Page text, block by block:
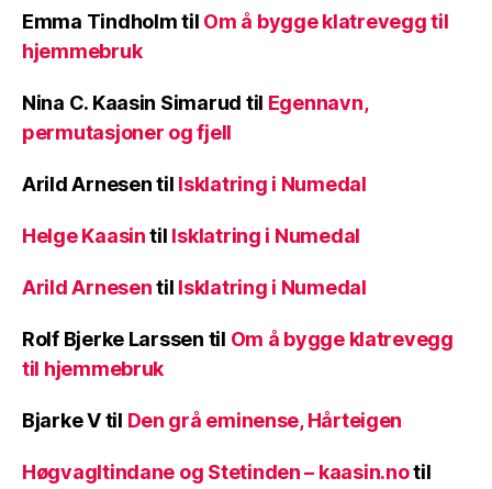
Emma Tindholmtil Om å bygge klatrevegg til
hjemmebruk
Nina C. Kaasin Simarud til Egennavn,
permutasjoner og fjell
Arild Arnesentil Isklatring i Numedal
Helge Kaasintil Isklatring i Numedal
Arild Arnesentil Isklatring i Numedal
Rolf Bjerke Larssen til Om å bygge klatrevegg
til hjemmebruk
Bjarke Vtil Den grå eminense, Hårteigen
Høgvagltindane og Stetinden – kaasin.notil